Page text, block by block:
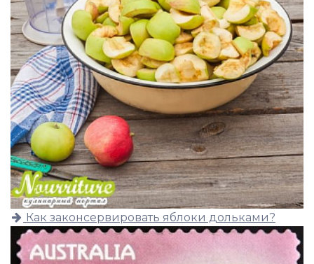
Как законсервировать яблоки дольками?